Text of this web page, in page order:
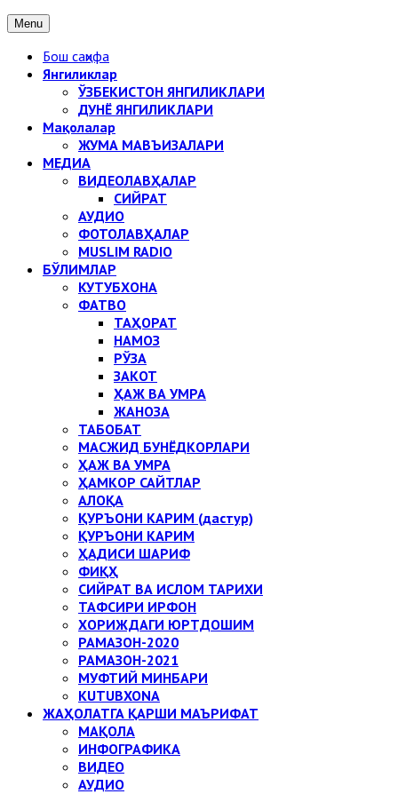
Menu
Бош саҳифа
Янгиликлар
ЎЗБЕКИСТОН ЯНГИЛИКЛАРИ
ДУНЁ ЯНГИЛИКЛАРИ
Мақолалар
ЖУМА МАВЪИЗАЛАРИ
МЕДИА
ВИДЕОЛАВҲАЛАР
СИЙРАТ
АУДИО
ФОТОЛАВҲАЛАР
MUSLIM RADIO
БЎЛИМЛАР
КУТУБХОНА
ФАТВО
ТАҲОРАТ
НАМОЗ
РЎЗА
ЗАКОТ
ҲАЖ ВА УМРА
ЖАНОЗА
ТАБОБАТ
МАСЖИД БУНЁДКОРЛАРИ
ҲАЖ ВА УМРА
ҲАМКОР САЙТЛАР
АЛОҚА
ҚУРЪОНИ КАРИМ (дастур)
ҚУРЪОНИ КАРИМ
ҲАДИСИ ШАРИФ
ФИҚҲ
СИЙРАТ ВА ИСЛОМ ТАРИХИ
ТАФСИРИ ИРФОН
ХОРИЖДАГИ ЮРТДОШИМ
РАМАЗОН-2020
РАМАЗОН-2021
МУФТИЙ МИНБАРИ
KUTUBXONA
ЖАҲОЛАТГА ҚАРШИ МАЪРИФАТ
МАҚОЛА
ИНФОГРАФИКА
ВИДЕО
АУДИО